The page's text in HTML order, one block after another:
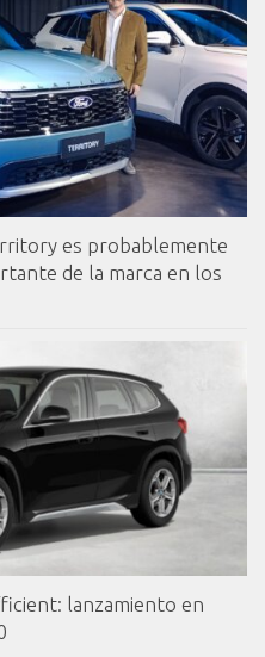
es probablemente
de la marca en los
lanzamiento en